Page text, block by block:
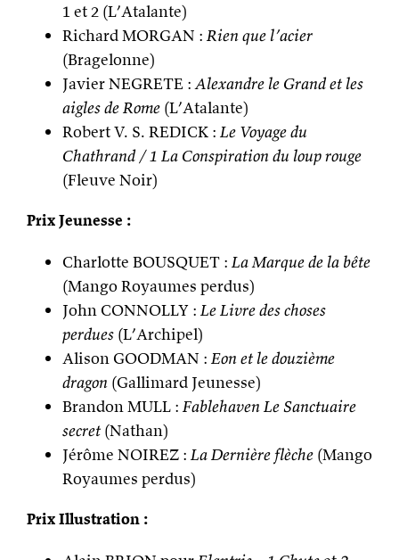
1 et 2 (L’Atalante)
Richard MORGAN : Rien que l’acier
(Bragelonne)
Javier NEGRETE :Alexandre le Grand et les
aigles de Rome (L’Atalante)
Robert V. S. REDICK : Le Voyage du
Chathrand / 1 La Conspiration du loup rouge
(Fleuve Noir)
Prix Jeunesse :
Charlotte BOUSQUET : La Marque de la bête
(Mango Royaumes perdus)
John CONNOLLY : Le Livre des choses
perdues (L’Archipel)
Alison GOODMAN : Eon et le douzième
dragon (Gallimard Jeunesse)
Brandon MULL : Fablehaven Le Sanctuaire
secret (Nathan)
Jérôme NOIREZ : La Dernière flèche (Mango
Royaumes perdus)
Prix Illustration :